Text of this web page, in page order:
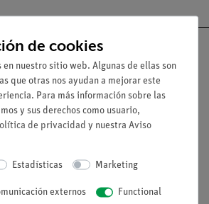
Nach oben
generales
de cookies
nuestro sitio web. Algunas de ellas son
que otras nos ayudan a mejorar este
Para más información sobre las
y sus derechos como usuario,
de privacidad y nuestra Aviso
Estadísticas Marketing
externos Functional